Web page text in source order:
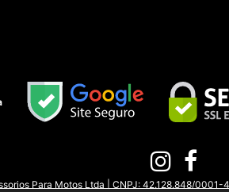
Para Motos Ltda | CNPJ: 42.128.848/